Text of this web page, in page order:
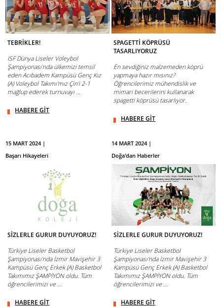
TEBRİKLER!
ISF Dünya Liseler Voleybol
Şampiyonası’nda ülkemizi temsil
eden Acıbadem Kampüsü Genç Kız
(A) Voleybol Takımı’mız Çin’i 2-1
mağlup ederek turnuvayı ...
HABERE GİT
SPAGETTİ KÖPRÜSÜ
TASARLIYORUZ
En sevdiğiniz malzemeden köprü
yapmaya hazır mısınız?
Öğrencilerimiz mühendislik ve
mimari becerilerini kullanarak
spagetti köprüsü tasarlıyor.
HABERE GİT
15 MART 2024 |
Başarı Hikayeleri
SİZLERLE GURUR DUYUYORUZ!
Türkiye Liseler Basketbol
Şampiyonası’nda İzmir Mavişehir 3
Kampüsü Genç Erkek (A) Basketbol
Takımımız ŞAMPİYON oldu. Tüm
öğrencilerimizi ve ...
HABERE GİT
14 MART 2024 |
Doğa'dan Haberler
SİZLERLE GURUR DUYUYORUZ!
Türkiye Liseler Basketbol
Şampiyonası’nda İzmir Mavişehir 3
Kampüsü Genç Erkek (A) Basketbol
Takımımız ŞAMPİYON oldu. Tüm
öğrencilerimizi ve ...
HABERE GİT